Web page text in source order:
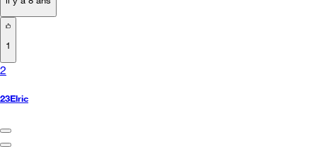
1
2
23Elric